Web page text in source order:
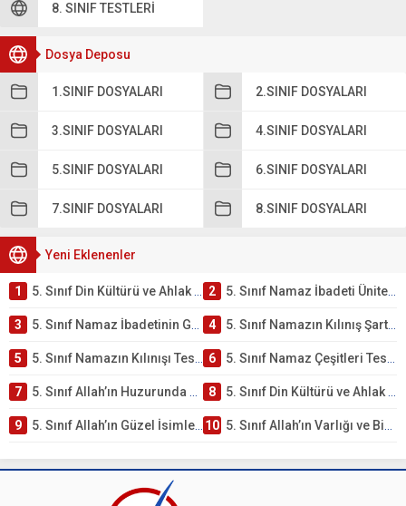
8. SINIF TESTLERI
Dosya Deposu
1.SINIF DOSYALARI 2.SINIF DOSYALARI
3.SINIF DOSYALARI 4.SINIF DOSYALARI
5.SINIF DOSYALARI 6.SINIF DOSYALARI
7.SINIF DOSYALARI 8.SINIF DOSYALARI
Yeni Eklenenler
1 5. Sınıf Din Kültürü ve Ahlak Bilgisi 2. Ünite: Namaz İbadeti Çalışmaları 2 5. Sınıf Namaz İbadeti Ünite Testi – Online Çöz
3 5. Sınıf Namaz İbadetinin Getirdiği Faydalar Testi 4 5. Sınıf Namazın Kılınış Şartları Testi
5 5. Sınıf Namazın Kılınışı Testi – Online Çöz 6 5. Sınıf Namaz Çeşitleri Testi – Online Çöz
7 5. Sınıf Allah’ın Huzurunda Olmak – Namaz İbadeti Testi 8 5. Sınıf Din Kültürü ve Ahlak Bilgisi 1. Ünite: Allah İnancı Çalışmaları
9 5. Sınıf Allah’ın Güzel İsimleri Testi – Online Çöz 10 5. Sınıf Allah’ın Varlığı ve Birliği Testi – Online Çöz